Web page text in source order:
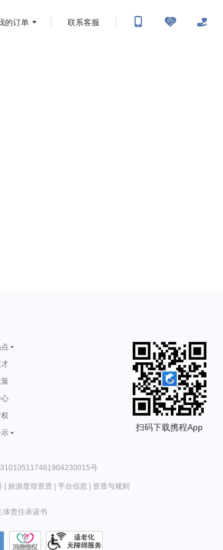
的订单 联系客服
扫码下载携程App
号
| 旅游度假资质| 平台信息 资质与规则
体责任承诺书